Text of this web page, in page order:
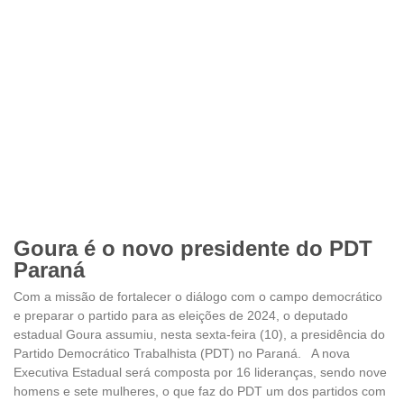
Goura é o novo presidente do PDT
Paraná
Com a missão de fortalecer o diálogo com o campo democrático
e preparar o partido para as eleições de 2024, o deputado
estadual Goura assumiu, nesta sexta-feira (10), a presidência do
Partido Democrático Trabalhista (PDT) no Paraná. A nova
Executiva Estadual será composta por 16 lideranças, sendo nove
homens e sete mulheres, o que faz do PDT um dos partidos com